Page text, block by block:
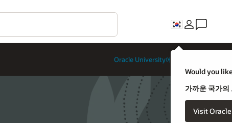
Would you
가까운 국가의
Visit
Oracle University에 문의하기